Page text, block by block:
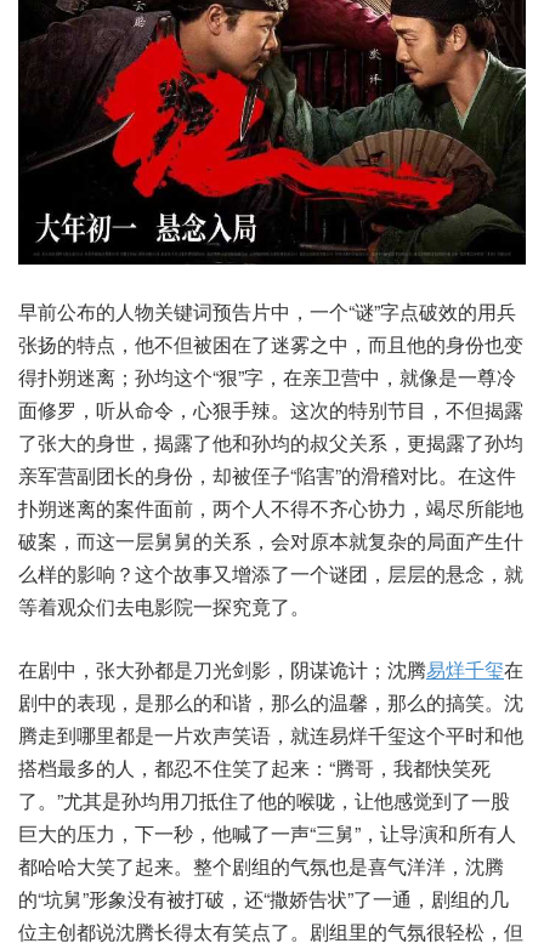
早前公布的人物关键词预告片中，一个“谜”字点破效的用兵
张扬的特点，他不但被困在了迷雾之中，而且他的身份也变
得扑朔迷离；孙均这个“狠”字，在亲卫营中，就像是一尊冷
面修罗，听从命令，心狠手辣。这次的特别节目，不但揭露
了张大的身世，揭露了他和孙均的叔父关系，更揭露了孙均
亲军营副团长的身份，却被侄子“陷害”的滑稽对比。在这件
扑朔迷离的案件面前，两个人不得不齐心协力，竭尽所能地
破案，而这一层舅舅的关系，会对原本就复杂的局面产生什
么样的影响？这个故事又增添了一个谜团，层层的悬念，就
等着观众们去电影院一探究竟了。
在剧中，张大孙都是刀光剑影，阴谋诡计；沈腾易烊千玺在
剧中的表现，是那么的和谐，那么的温馨，那么的搞笑。沈
腾走到哪里都是一片欢声笑语，就连易烊千玺这个平时和他
搭档最多的人，都忍不住笑了起来：“腾哥，我都快笑死
了。”尤其是孙均用刀抵住了他的喉咙，让他感觉到了一股
巨大的压力，下一秒，他喊了一声“三舅”，让导演和所有人
都哈哈大笑了起来。整个剧组的气氛也是喜气洋洋，沈腾
的“坑舅”形象没有被打破，还“撒娇告状”了一通，剧组的几
位主创都说沈腾长得太有笑点了。剧组里的气氛很轻松，但